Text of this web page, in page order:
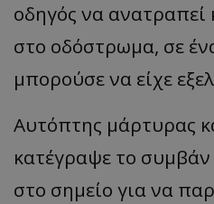
οδηγός να ανατραπεί
στο οδόστρωμα, σε
μπορούσε να είχε
​Αυτόπτης μάρτυρας
κατέγραψε το
στο σημείο για να